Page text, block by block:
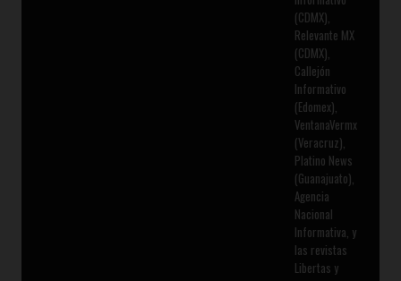
(CDMX),
Relevante MX
(CDMX),
Callejón
Informativo
(Edomex),
VentanaVermx
(Veracruz),
Platino News
(Guanajuato),
Agencia
Nacional
Informativa, y
las revistas
Libertas y